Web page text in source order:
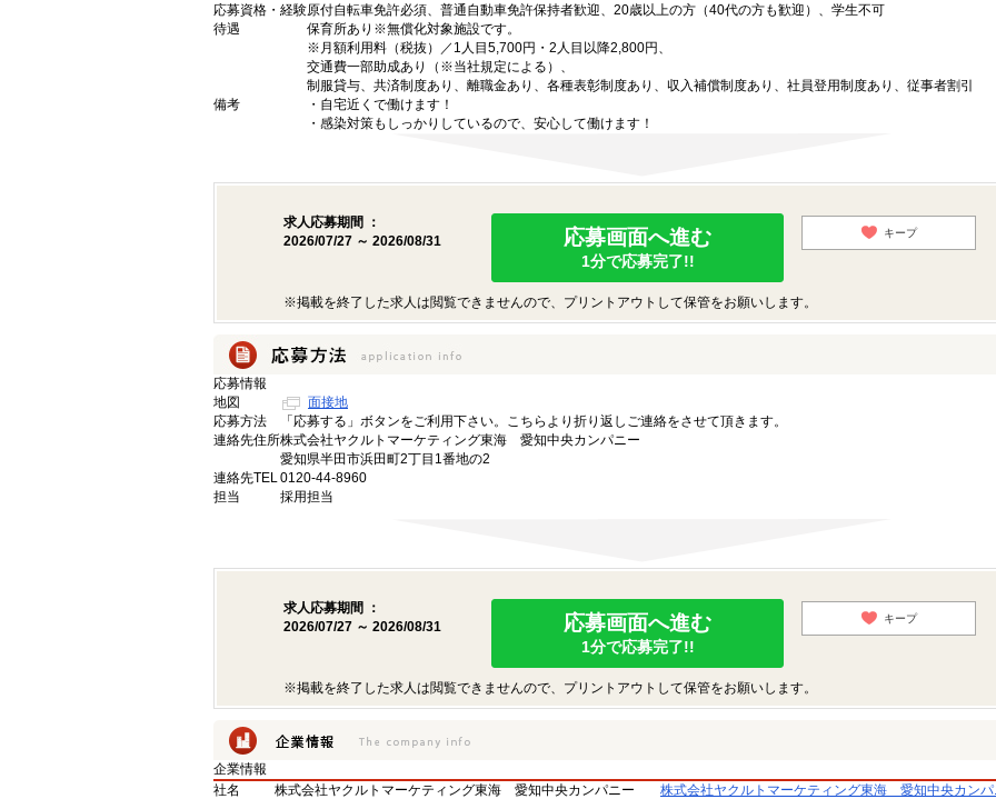
応募資格・経験原付自転車免許必須、普通自動車免許保持者歓迎、20歳以上の方（40代の方も歓迎）、学生不可
待遇
保育所あり※無償化対象施設です。
※月額利用料（税抜）／1人目5,700円・2人目以降2,800円、
交通費一部助成あり（※当社規定による）、
制服貸与、共済制度あり、離職金あり、各種表彰制度あり、収入補償制度あり、社員登用制度あり、従事者割引
備考
・自宅近くで働けます！
・感染対策もしっかりしているので、安心して働けます！
求人応募期間 ：
2026/07/27 ～ 2026/08/31
応募画面へ進む
1分で応募完了!!
キープ
※掲載を終了した求人は閲覧できませんので、プリントアウトして保管をお願いします。
応募情報
地図
面接地
応募方法
「応募する」ボタンをご利用下さい。こちらより折り返しご連絡をさせて頂きます。
連絡先住所株式会社ヤクルトマーケティング東海 愛知中央カンパニー
愛知県半田市浜田町2丁目1番地の2
連絡先TEL0120-44-8960
担当
採用担当
求人応募期間 ：
2026/07/27 ～ 2026/08/31
応募画面へ進む
1分で応募完了!!
キープ
※掲載を終了した求人は閲覧できませんので、プリントアウトして保管をお願いします。
企業情報
社名
株式会社ヤクルトマーケティング東海 愛知中央カンパニー
株式会社ヤクルトマーケティング東海 愛知中央カンパ